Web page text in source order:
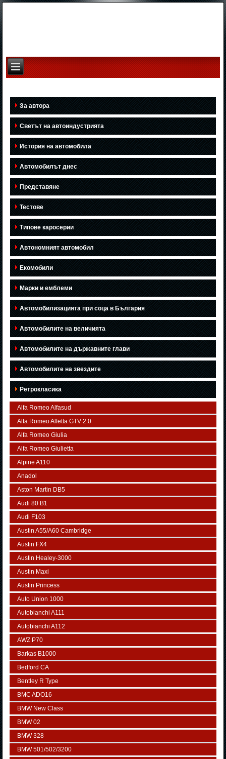
За автора
Светът на автоиндустрията
История на автомобила
Автомобилът днес
Представяне
Тестове
Типове каросерии
Автономният автомобил
Екомобили
Марки и емблеми
Автомобилизацията при соца в България
Автомобилите на величията
Автомобилите на държавните глави
Автомобилите на звездите
Ретрокласика
Alfa Romeo Alfasud
Alfa Romeo Alfetta GTV 2.0
Alfa Romeo Giulia
Alfa Romeo Giulietta
Alpine A110
Anadol
Aston Martin DB5
Audi 80 B1
Audi F103
Austin A55/A60 Cambridge
Austin FX4
Austin Healey-3000
Austin Maxi
Austin Princess
Auto Union 1000
Autobianchi A111
Autobianchi A112
AWZ P70
Barkas B1000
Bedford CA
Bentley R Type
BMC ADO16
BMW New Class
BMW 02
BMW 328
BMW 501/502/3200